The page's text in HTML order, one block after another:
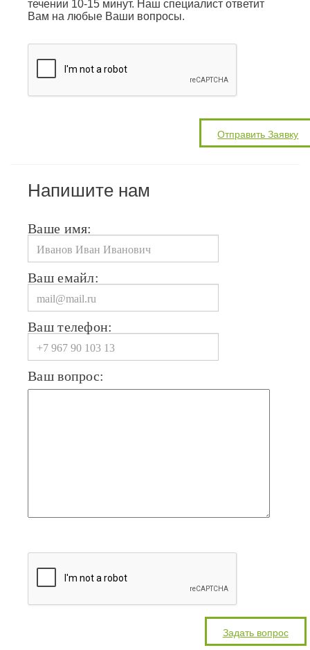
течении 10-15 минут. Наш специалист ответит
Вам на любые Ваши вопросы.
Напишите нам
Ваше имя:
Ваш емайл:
Ваш телефон:
Ваш вопрос: